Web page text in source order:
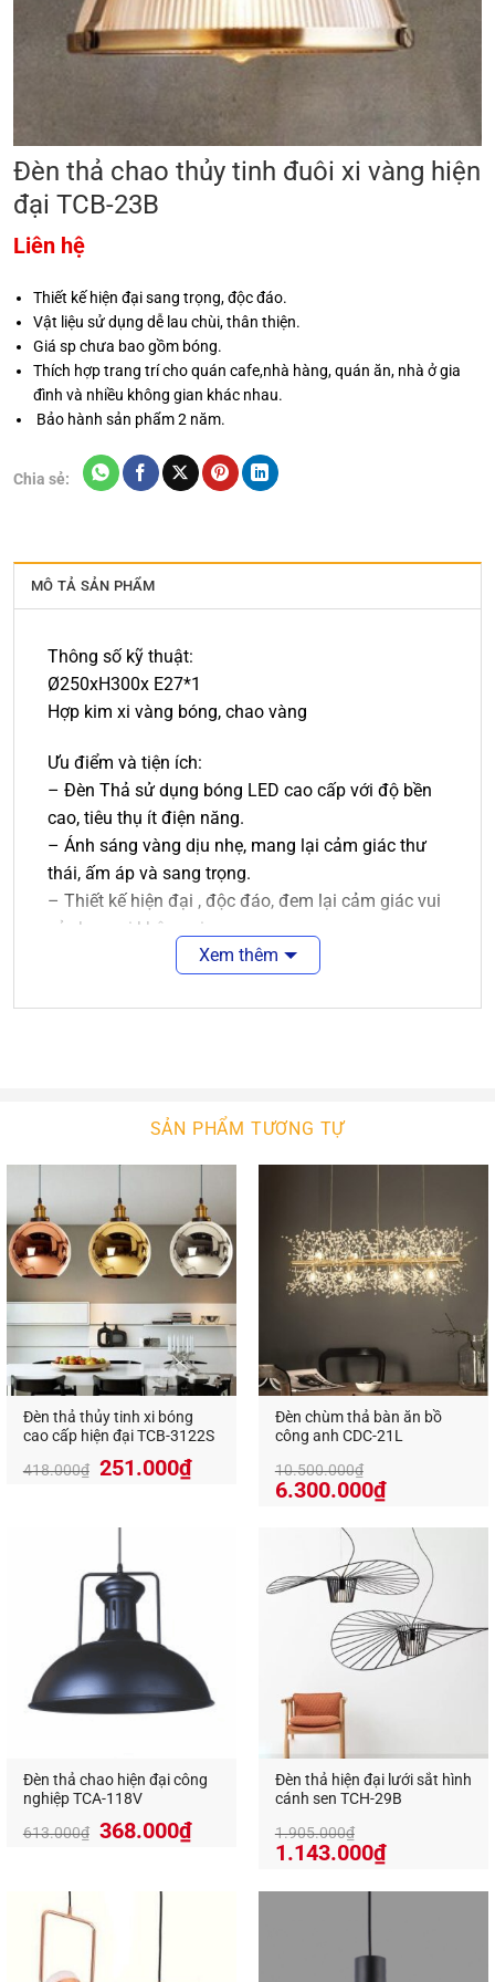
Đèn thả chao thủy tinh đuôi xi vàng hiện
đại TCB-23B
Liên hệ
Thiết kế hiện đại sang trọng, độc đáo.
Vật liệu sử dụng dễ lau chùi, thân thiện.
Giá sp chưa bao gồm bóng.
Thích hợp trang trí cho quán cafe,nhà hàng, quán ăn, nhà ở gia
đình và nhiều không gian khác nhau.
Bảo hành sản phẩm 2 năm.
Chia sẻ:
MÔ TẢ SẢN PHẨM
Thông số kỹ thuật:
Ø250xH300x E27*1
Hợp kim xi vàng bóng, chao vàng
Ưu điểm và tiện ích:
– Đèn Thả sử dụng bóng LED cao cấp với độ bền
cao, tiêu thụ ít điện năng.
– Ánh sáng vàng dịu nhẹ, mang lại cảm giác thư
thái, ấm áp và sang trọng.
– Thiết kế hiện đại , độc đáo, đem lại cảm giác vui
vẻ cho mọi không gian.
– Đèn được làm từ chất liệu cao cấp, an toàn cho
Sản phẩm phù hợp với nhiều phong cách thiết kế
Xem thêm
SẢN PHẨM TƯƠNG TỰ
Đèn thả thủy tinh xi bóng
cao cấp hiện đại TCB-3122S
418.000₫ 251.000₫
Đèn chùm thả bàn ăn bồ
công anh CDC-21L
10.500.000₫
Giá
10.500.000₫.
6.300.000₫Giá
hiện
là:
Đèn thả chao hiện đại công
nghiệp TCA-118V
613.000₫ 368.000₫
Đèn thả hiện đại lưới sắt hình
cánh sen TCH-29B
1.905.000₫
1.143.000₫